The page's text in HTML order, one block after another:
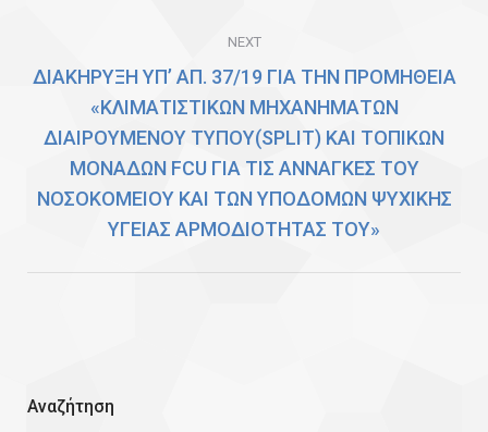
NEXT
Next
ΔΙΑΚΗΡΥΞΗ ΥΠ’ ΑΠ. 37/19 ΓΙΑ ΤΗΝ ΠΡΟΜΗΘΕΙΑ
«ΚΛΙΜΑΤΙΣΤΙΚΩΝ ΜΗΧΑΝΗΜΑΤΩΝ
ΔΙΑΙΡΟΥΜΕΝΟΥ ΤΥΠΟΥ(SPLIT) ΚΑΙ ΤΟΠΙΚΩΝ
ΜΟΝΑΔΩΝ FCU ΓΙΑ ΤΙΣ ΑΝΝΑΓΚΕΣ ΤΟΥ
ΝΟΣΟΚΟΜΕΙΟΥ ΚΑΙ ΤΩΝ ΥΠΟΔΟΜΩΝ ΨΥΧΙΚΗΣ
ΥΓΕΙΑΣ ΑΡΜΟΔΙΟΤΗΤΑΣ ΤΟΥ»
Αναζήτηση